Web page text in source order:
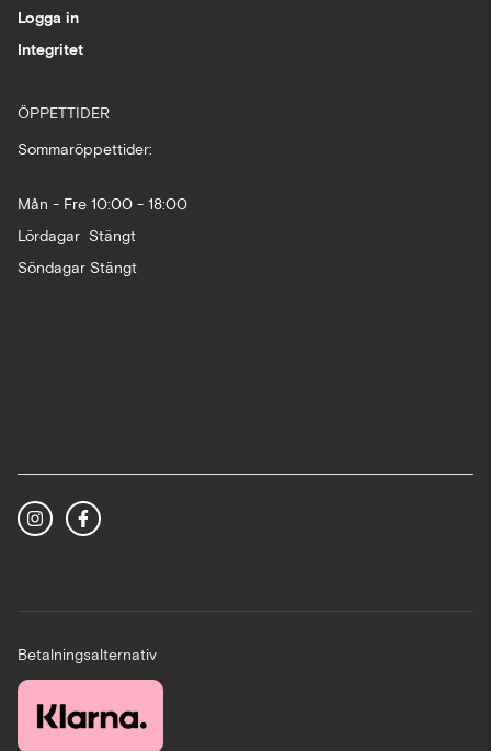
Logga in
Integritet
ÖPPETTIDER
Sommaröppettider:
Mån - Fre 10:00 - 18:00
Lördagar Stängt
Söndagar Stängt
Betalningsalternativ